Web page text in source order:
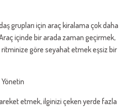
grupları için araç kiralama çok daha
içinde bir arada zaman geçirmek,
göre seyahat etmek eşsiz bir
Yönetin
etmek, ilginizi çeken yerde fazla